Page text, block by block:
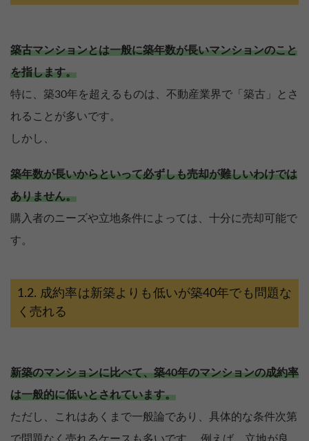
築古マンションとは一般に築年数が長いマンションのこと
を指します。
特に、築30年を超えるものは、不動産業界で「築古」とさ
れることが多いです。
しかし、
築年数が長いからといって必ずしも売却が難しいわけでは
ありません。
購入者のニーズや立地条件によっては、十分に売却可能で
す。
成約率は新築よりも低いが築40年でも問題な
く売れる
新築のマンションに比べて、築40年のマンションの成約率
は一般的に低いとされています。
ただし、これはあくまで一般論であり、具体的な条件次第